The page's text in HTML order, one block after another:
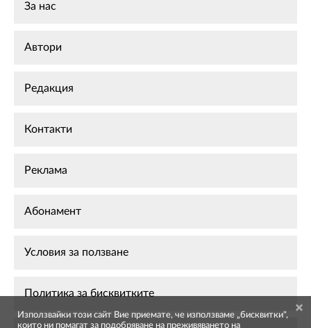
За нас
Автори
Редакция
Контакти
Реклама
Абонамент
Условия за ползване
Политика за бисквитките
Използвайки този сайт Вие приемате, че използваме „бисквитки",
които ни помагат за подобряване на преживяването на